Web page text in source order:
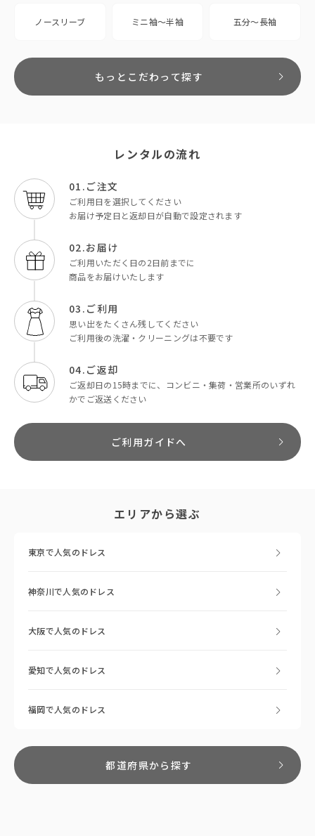
ノースリーブ ミニ袖〜半袖 五分〜長袖
もっとこだわって探す
レンタルの流れ
01.ご注文
ご利用日を選択してください
お届け予定日と返却日が自動で設定されます
02.お届け
ご利用いただく日の2日前までに
商品をお届けいたします
03.ご利用
思い出をたくさん残してください
ご利用後の洗濯・クリーニングは不要です
04.ご返却
ご返却日の15時までに、コンビニ・集荷・営業所のいずれ
かでご返送ください
ご利用ガイドへ
エリアから選ぶ
東京で人気のドレス
神奈川で人気のドレス
大阪で人気のドレス
愛知で人気のドレス
福岡で人気のドレス
都道府県から探す